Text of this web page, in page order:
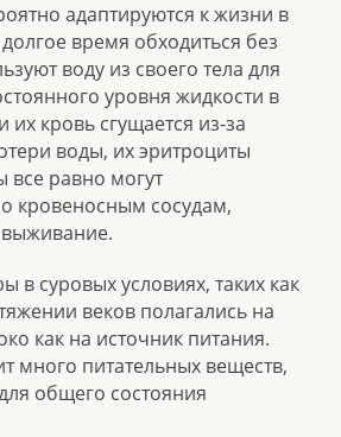
адаптируются к жизни в
время обходиться без
воду из своего тела для
уровня жидкости в
их кровь сгущается из-за
воды, их эритроциты
равно могут
кровеносным сосудам,
в суровых условиях, таких как
веков полагались на
как на источник питания.
много питательных веществ,
общего состояния